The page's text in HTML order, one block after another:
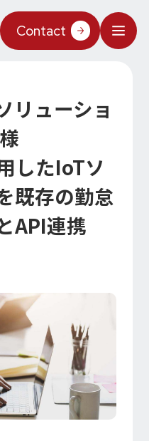
JP/ EN
Contact
リューショ
したIoTソ
既存の勤怠
API連携